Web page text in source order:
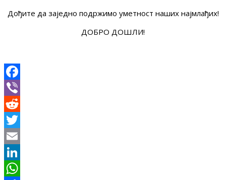
Дођите да заједно подржимо уметност наших најмлађих!
ДОБРО ДОШЛИ!
Facebook
Viber
Reddit
Twitter
Email
LinkedIn